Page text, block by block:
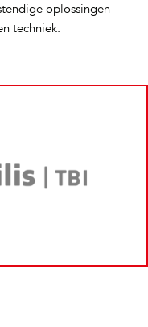
oplossingen
techniek.